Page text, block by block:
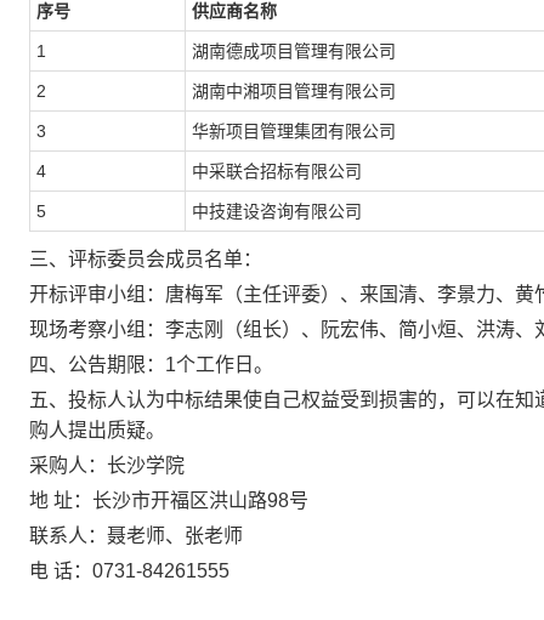
序号 供应商名称
1 湖南德成项目管理有限公司
2 湖南中湘项目管理有限公司
3 华新项目管理集团有限公司
4 中采联合招标有限公司
5 中技建设咨询有限公司
三、评标委员会成员名单：
开标评审小组：唐梅军（主任评委）、来国清、李景力、黄
现场考察小组：李志刚（组长）、阮宏伟、简小烜、洪涛、
四、公告期限：1个工作日。
五、投标人认为中标结果使自己权益受到损害的，可以在
购人提出质疑。
采购人：长沙学院
地 址：长沙市开福区洪山路98号
联系人：聂老师、张老师
电 话：0731-84261555